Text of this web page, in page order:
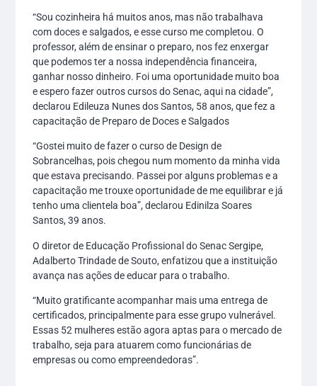
“Sou cozinheira há muitos anos, mas não trabalhava
com doces e salgados, e esse curso me completou. O
professor, além de ensinar o preparo, nos fez enxergar
que podemos ter a nossa independência financeira,
ganhar nosso dinheiro. Foi uma oportunidade muito boa
e espero fazer outros cursos do Senac, aqui na cidade”,
declarou Edileuza Nunes dos Santos, 58 anos, que fez a
capacitação de Preparo de Doces e Salgados
“Gostei muito de fazer o curso de Design de
Sobrancelhas, pois chegou num momento da minha vida
que estava precisando. Passei por alguns problemas e a
capacitação me trouxe oportunidade de me equilibrar e já
tenho uma clientela boa”, declarou Edinilza Soares
Santos, 39 anos.
O diretor de Educação Profissional do Senac Sergipe,
Adalberto Trindade de Souto, enfatizou que a instituição
avança nas ações de educar para o trabalho.
“Muito gratificante acompanhar mais uma entrega de
certificados, principalmente para esse grupo vulnerável.
Essas 52 mulheres estão agora aptas para o mercado de
trabalho, seja para atuarem como funcionárias de
empresas ou como empreendedoras”.